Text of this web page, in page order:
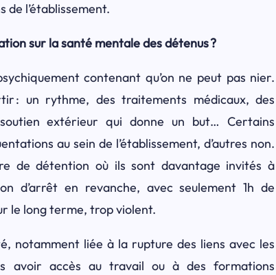
de l’établissement.
sur la santé mentale des détenus ?
contenant qu’on ne peut pas nier.
: un rythme, des traitements médicaux, des
extérieur qui donne un but… Certains
au sein de l’établissement, d’autres non.
de détention où ils sont davantage invités à
d’arrêt en revanche, avec seulement 1h de
le long terme, trop violent.
notamment liée à la rupture des liens avec les
avoir accès au travail ou à des formations